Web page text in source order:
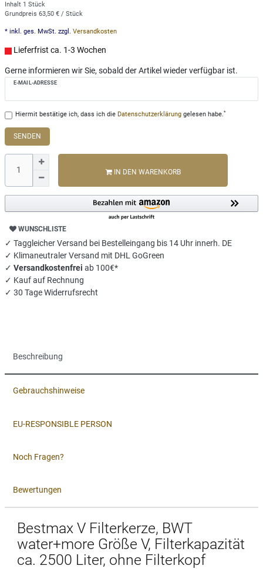
Inhalt 1 Stück
Grundpreis 63,50 € / Stück
* inkl. ges. MwSt. zzgl. Versandkosten
Lieferfrist ca. 1-3 Wochen
Gerne informieren wir Sie, sobald der Artikel wieder verfügbar ist.
E-MAIL-ADRESSE
Hiermit bestätige ich, dass ich die Daten­schutz­erklärunggelesen habe.*
SENDEN
IN DEN WARENKORB
WUNSCHLISTE
✓ Taggleicher Versand bei Bestelleingang bis 14 Uhr innerh. DE
✓ Klimaneutraler Versand mit DHL GoGreen
✓ Versandkostenfrei ab 100€*
✓ Kauf auf Rechnung
✓ 30 Tage Widerrufsrecht
Beschreibung
Gebrauchshinweise
EU-RESPONSIBLE PERSON
Noch Fragen?
Bewertungen
Bestmax V Filterkerze, BWT
water+more Größe V, Filterkapazität
ca. 2500 Liter, ohne Filterkopf